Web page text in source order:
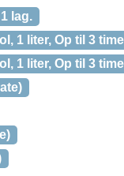
lag.
1 liter, Op til 3
1 liter, Op til 3